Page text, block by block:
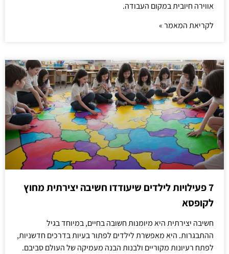
אווירה חיובית במקום העבודה.
לקריאת המאמר »
7 פעילויות לילדים שיעודדו חשיבה יצירתית מחוץ
לקופסא
חשיבה יצירתית היא מיומנות חשובה בחיים, במיוחד בגיל
ההתבגרות. היא מאפשרת לילדים לפתור בעיות בדרכים חדשניות,
לפתח רעיונות מקוריים ולבנות הבנה מעמיקה של העולם סביבם.